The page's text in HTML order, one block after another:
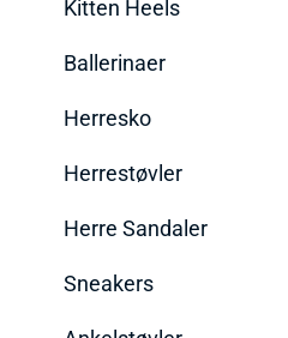
Kitten Heels
Ballerinaer
Herresko
Herrestøvler
Herre Sandaler
Sneakers